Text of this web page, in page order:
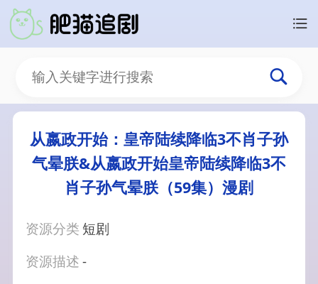
从嬴政开始：皇帝陆续降临3不肖子孙
气晕朕&从嬴政开始皇帝陆续降临3不
肖子孙气晕朕（59集）漫剧
资源分类 短剧
资源描述-